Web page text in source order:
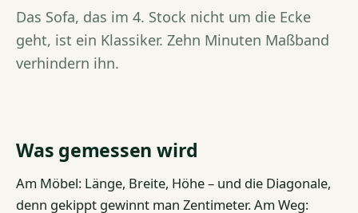
Das Sofa, das im 4. Stock nicht um die Ecke
geht, ist ein Klassiker. Zehn Minuten Maßband
verhindern ihn.
Was gemessen wird
Am Möbel: Länge, Breite, Höhe – und die Diagonale,
denn gekippt gewinnt man Zentimeter. Am Weg: